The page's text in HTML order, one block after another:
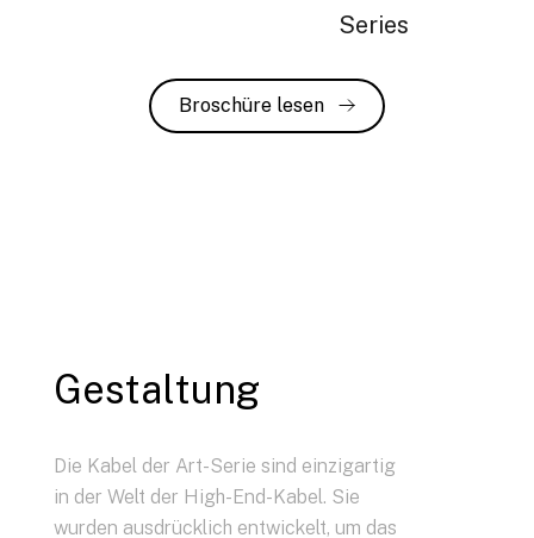
Series
Broschüre lesen
Gestaltung
Die Kabel der Art-Serie sind einzigartig
in der Welt der High-End-Kabel. Sie
wurden ausdrücklich entwickelt, um das